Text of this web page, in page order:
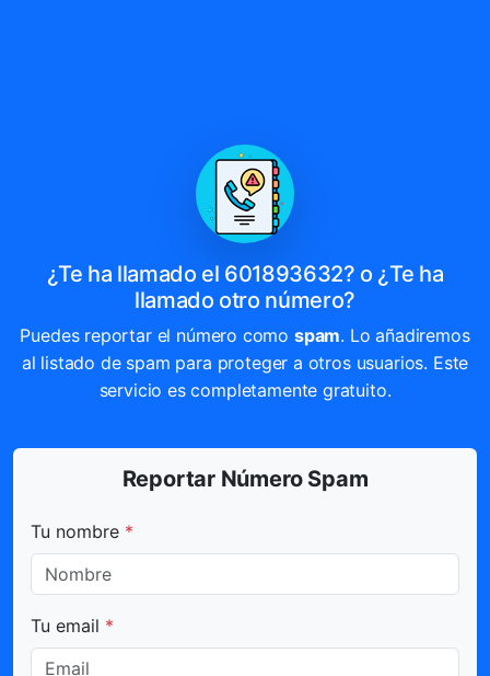
¿Te ha llamado el 601893632? o ¿Te ha
llamado otro número?
Puedes reportar el número como spam. Lo añadiremos
al listado de spam para proteger a otros usuarios. Este
servicio es completamente gratuito.
Reportar Número Spam
Tu nombre *
Tu email *